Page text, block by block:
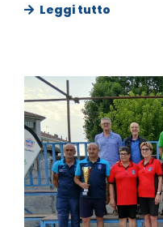
Leggi tutto